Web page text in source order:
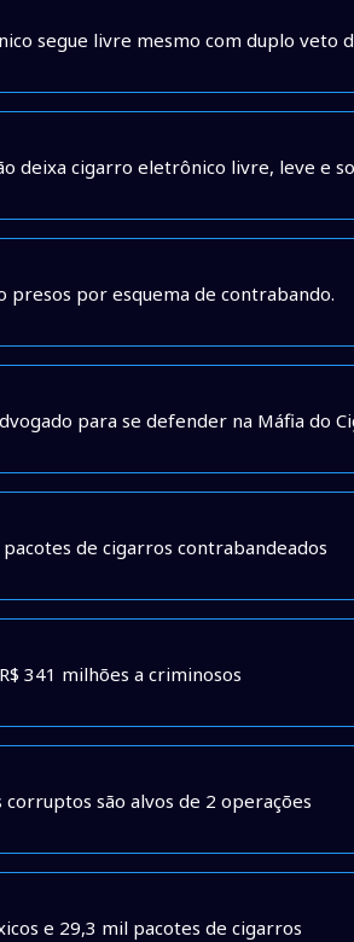
segue livre mesmo com duplo veto
deixa cigarro eletrônico livre, leve e
presos por esquema de contrabando.
para se defender na Máfia do
de cigarros contrabandeados
341 milhões a criminosos
são alvos de 2 operações
e 29,3 mil pacotes de cigarros